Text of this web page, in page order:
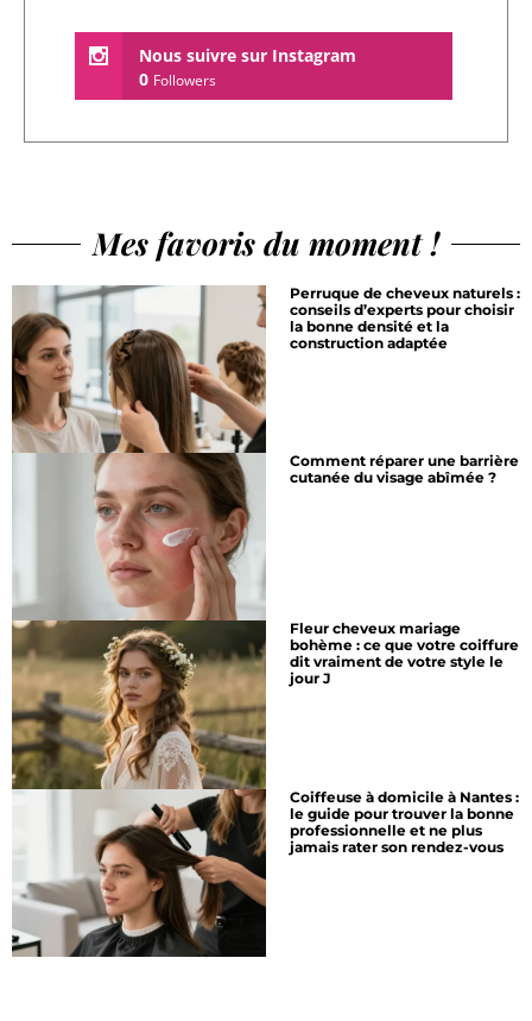
Nous suivre sur Instagram
0 Followers
Mes favoris du moment !
Perruque de cheveux naturels :
conseils d’experts pour choisir
la bonne densité et la
construction adaptée
Comment réparer une barrière
cutanée du visage abîmée ?
Fleur cheveux mariage
bohème : ce que votre coiffure
dit vraiment de votre style le
jour J
Coiffeuse à domicile à Nantes :
le guide pour trouver la bonne
professionnelle et ne plus
jamais rater son rendez-vous